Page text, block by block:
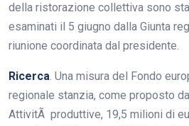
della ristorazione collettiva sono
esaminati il 5 giugno dalla Giunta
riunione coordinata dal presidente.
Ricerca. Una misura del Fondo
regionale stanzia, come proposto
AttivitÃ produttive, 19,5 milioni di